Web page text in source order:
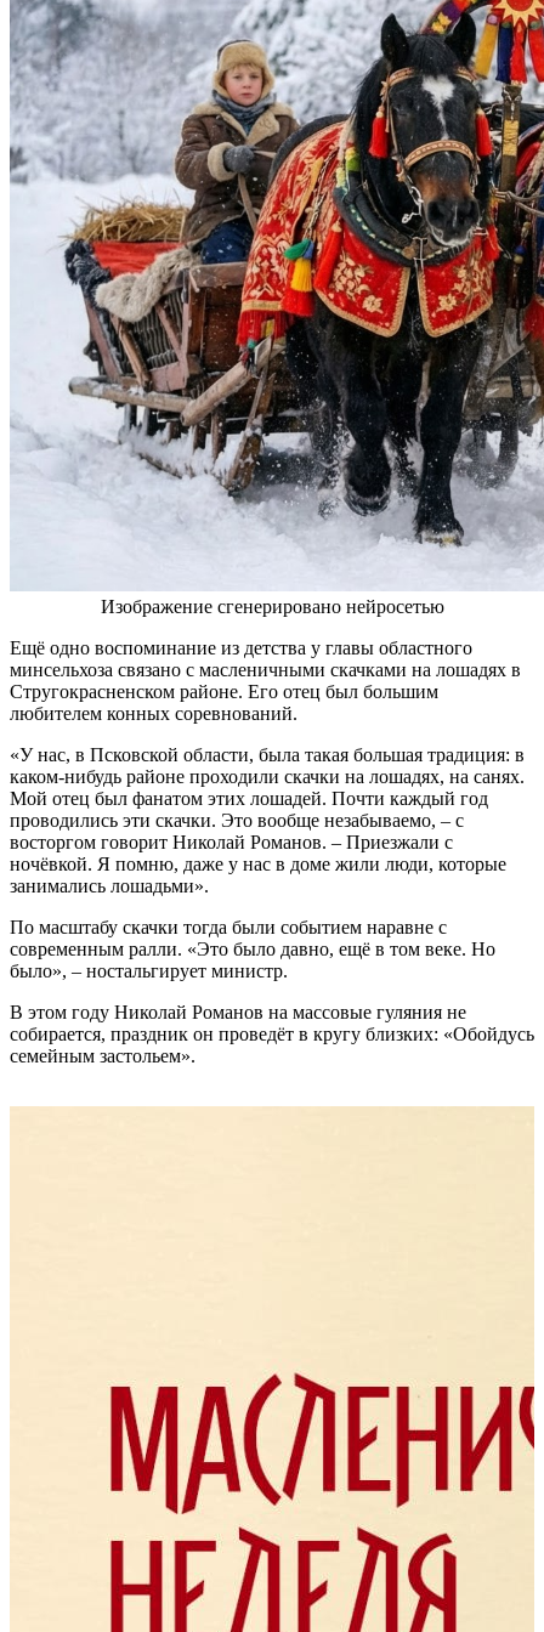
Изображение сгенерировано нейросетью
Ещё одно воспоминание из детства у главы областного
минсельхоза связано с масленичными скачками на лошадях в
Стругокрасненском районе. Его отец был большим
любителем конных соревнований.
«У нас, в Псковской области, была такая большая традиция: в
каком-нибудь районе проходили скачки на лошадях, на санях.
Мой отец был фанатом этих лошадей. Почти каждый год
проводились эти скачки. Это вообще незабываемо, – с
восторгом говорит Николай Романов. – Приезжали с
ночёвкой. Я помню, даже у нас в доме жили люди, которые
занимались лошадьми».
По масштабу скачки тогда были событием наравне с
современным ралли. «Это было давно, ещё в том веке. Но
было», – ностальгирует министр.
В этом году Николай Романов на массовые гуляния не
собирается, праздник он проведёт в кругу близких: «Обойдусь
семейным застольем».